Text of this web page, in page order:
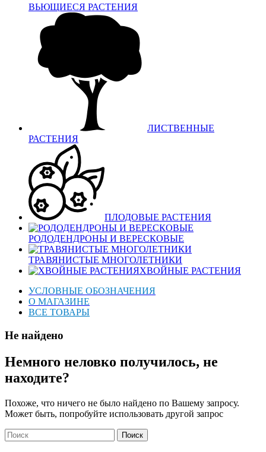
ВЬЮЩИЕСЯ РАСТЕНИЯ
ЛИСТВЕННЫЕ
РАСТЕНИЯ
ПЛОДОВЫЕ РАСТЕНИЯ
РОДОДЕНДРОНЫ И ВЕРЕСКОВЫЕ
ТРАВЯНИСТЫЕ МНОГОЛЕТНИКИ
ХВОЙНЫЕ РАСТЕНИЯ
УСЛОВНЫЕ ОБОЗНАЧЕНИЯ
О МАГАЗИНЕ
ВСЕ ТОВАРЫ
Не найдено
Немного неловко получилось, не
находите?
Похоже, что ничего не было найдено по Вашему запросу.
Может быть, попробуйте использовать другой запрос
Поиск